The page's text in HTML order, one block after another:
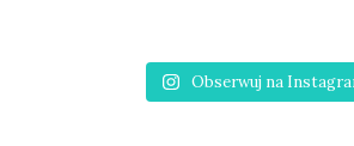
Obserwuj na